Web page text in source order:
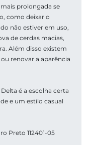
prolongada se
como deixar o
não estiver em uso,
de cerdas macias,
Além disso existem
renovar a aparência
é a escolha certa
e um estilo casual
Preto 112401-05